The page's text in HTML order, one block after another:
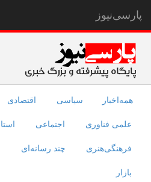
پارسی‌نیوز
همه‌اخبار سیاسی اقتصادی
علمی فناوری اجتماعی
فرهنگی‌هنری چند رسانه‌ای
بازار